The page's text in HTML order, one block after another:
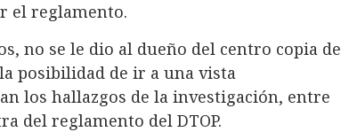
el reglamento.
no se le dio al dueño del centro copia de
posibilidad de ir a una vista
los hallazgos de la investigación, entre
del reglamento del DTOP.